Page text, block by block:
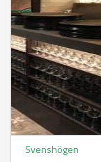
Svenshögen